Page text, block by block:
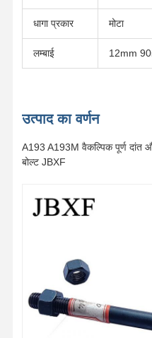
धागा प्रकार मोटा
लम्बाई 12mm
उत्पाद का वर्णन
A193 A193M वैकल्पिक पूर्ण दांत
बोल्ट JBXF